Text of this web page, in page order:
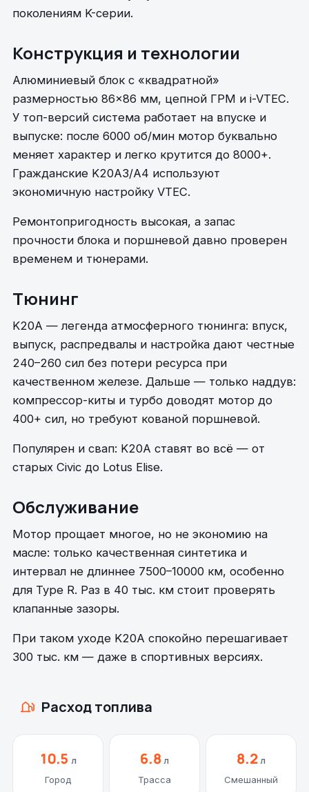
поколениям K-серии.
Конструкция и технологии
Алюминиевый блок с «квадратной»
размерностью 86×86 мм, цепной ГРМ и i-VTEC.
У топ-версий система работает на впуске и
выпуске: после 6000 об/мин мотор буквально
меняет характер и легко крутится до 8000+.
Гражданские K20A3/A4 используют
экономичную настройку VTEC.
Ремонтопригодность высокая, а запас
прочности блока и поршневой давно проверен
временем и тюнерами.
Тюнинг
K20A — легенда атмосферного тюнинга: впуск,
выпуск, распредвалы и настройка дают честные
240–260 сил без потери ресурса при
качественном железе. Дальше — только наддув:
компрессор-киты и турбо доводят мотор до
400+ сил, но требуют кованой поршневой.
Популярен и свап: K20A ставят во всё — от
старых Civic до Lotus Elise.
Обслуживание
Мотор прощает многое, но не экономию на
масле: только качественная синтетика и
интервал не длиннее 7500–10000 км, особенно
для Type R. Раз в 40 тыс. км стоит проверять
клапанные зазоры.
При таком уходе K20A спокойно перешагивает
300 тыс. км — даже в спортивных версиях.
Расход топлива
10.5л
Город
6.8л
Трасса
8.2л
Смешанный